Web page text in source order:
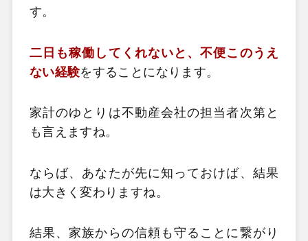
す。
二日も稼働してくれないと、不便このうえ
ない経験をすることになります。
家計のゆとりは不動産会社の担当者次第と
も言えますね。
ならば、あなたが先に知っておけば、結果
は大きく変わりますね。
結果、家族からの信頼も守ることに繋がり